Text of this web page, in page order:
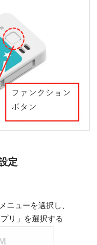
定
ニューを選択し、
リ」を選択する